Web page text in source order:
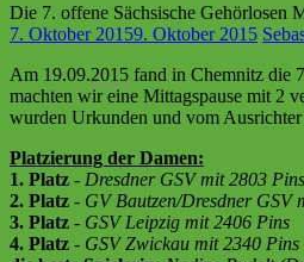
Die 7. offene Sächsische Gehörlosen
7. Oktober 20159. Oktober 2015
Am 19.09.2015 fand in Chemnitz die
machten wir eine Mittagspause mit 2
wurden Urkunden und vom
Platzierung der Damen:
1. Platz - Dresdner GSV mit 2803 Pins
2. Platz - GV Bautzen/Dresdner GSV
3. Platz - GSV Leipzig mit 2406 Pins
4. Platz - GSV Zwickau mit 2340 Pins